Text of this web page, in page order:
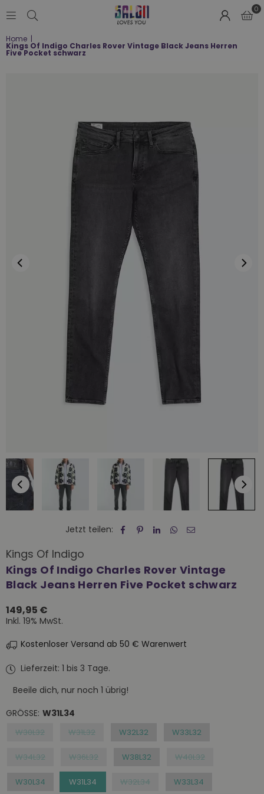
LOVES
YOU
0
Home |
Kings Of Indigo Charles Rover Vintage Black Jeans Herren
Five Pocket schwarz
Jetzt teilen:
Kings Of Indigo
Kings Of Indigo Charles Rover Vintage
Black Jeans Herren Five Pocket schwarz
Normaler
Preis
149,95 €
Inkl. 19% MwSt.
Kostenloser Versand ab 50 € Warenwert
Lieferzeit: 1 bis 3 Tage.
Beeile dich, nur noch 1 übrig!
GRÖSSE: W31L34
W30L32 W31L32 W32L32 W33L32
W34L32 W36L32 W38L32 W40L32
W30L34 W31L34 W32L34 W33L34